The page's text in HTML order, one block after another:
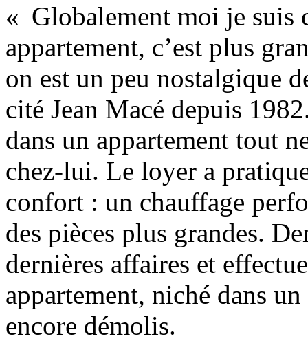
« Globalement moi je suis
appartement, c’est plus
on est un peu nostalgique
cité Jean Macé depuis
dans un appartement tout
chez-lui. Le loyer a
confort : un chauffage
des pièces plus grandes.
dernières affaires et
appartement, niché dans
encore démolis.